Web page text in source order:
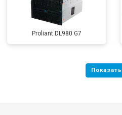
Proliant DL980 G7